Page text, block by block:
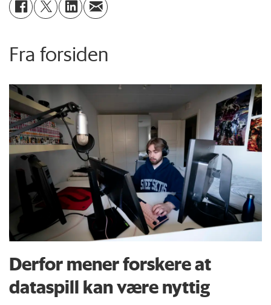
Fra forsiden
Derfor mener forskere at
dataspill kan være nyttig